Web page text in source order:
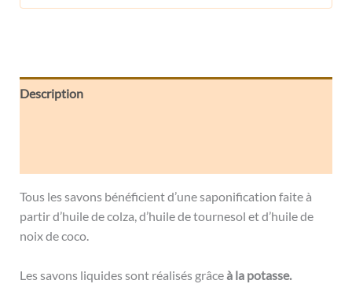
Description
Tous les savons bénéficient d’une saponification faite à
partir d’huile de colza, d’huile de tournesol et d’huile de
noix de coco.
Les savons liquides sont réalisés grâceà la potasse.